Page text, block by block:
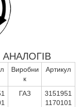
Виробни
к
Артикул
ГАЗ
3151951
1170101